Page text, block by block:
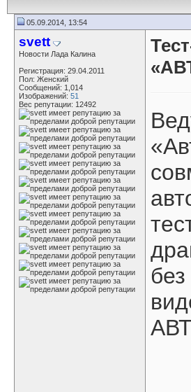
05.09.2014, 13:54
svett
Новости Лада Калина
Регистрация: 29.04.2011
Пол: Женский
Сообщений: 1,014
Изображений: 51
Вес репутации: 12492